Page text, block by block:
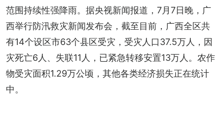
范围持续性强降雨。据央视新闻报道，7月7日晚，广
西举行防汛救灾新闻发布会，截至目前，广西全区共
有14个设区市63个县区受灾，受灾人口37.5万人，因
灾死亡6人、失联11人，已紧急转移安置13万人。农作
物受灾面积1.29万公顷，其他各类经济损失正在统计
中。